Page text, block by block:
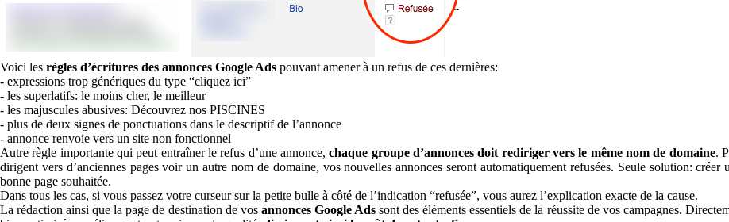
Voici les règles d’écritures des annonces Google Ads pouvant amener à un refus de ces dernières:
- expressions trop génériques du type “cliquez ici”
- les superlatifs: le moins cher, le meilleur
- les majuscules abusives: Découvrez nos PISCINES
- plus de deux signes de ponctuations dans le descriptif de l’annonce
- annonce renvoie vers un site non fonctionnel
Autre règle importante qui peut entraîner le refus d’une annonce,chaque groupe d’annonces doit rediriger vers le même nom de domaine.
dirigent vers d’anciennes pages voir un autre nom de domaine, vos nouvelles annonces seront automatiquement refusées. Seule solution:
bonne page souhaitée.
Dans tous les cas, si vous passez votre curseur sur la petite bulle à côté de l’indication “refusée”, vous aurez l’explication exacte de la cause.
La rédaction ainsi que la page de destination de vos annonces Google Adssont des éléments essentiels de la réussite de vos campagnes.